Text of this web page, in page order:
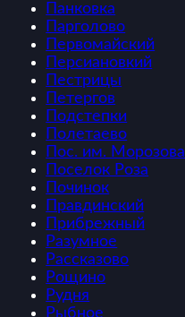
Панковка
Парголово
Первомайский
Персиановкий
Пестрицы
Петергов
Подстепки
Полетаево
Пос. им. Морозова
Поселок Роза
Починок
Правдинский
Прибрежный
Разумное
Рассказово
Рощино
Рудня
Рыбное